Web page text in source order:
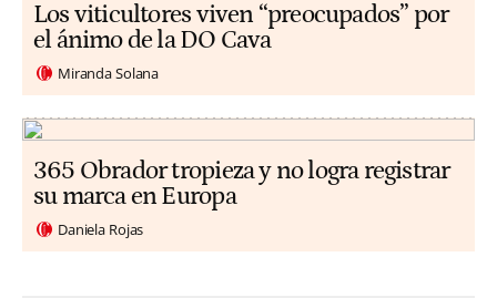
Los viticultores viven “preocupados” por
el ánimo de la DO Cava
Miranda Solana
365 Obrador tropieza y no logra registrar
su marca en Europa
Daniela Rojas